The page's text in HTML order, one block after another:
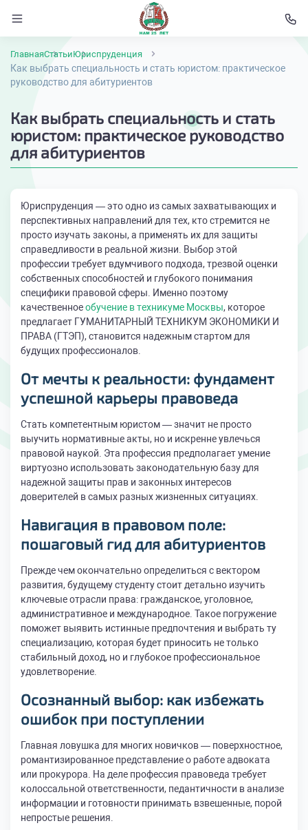
ГлавнаяСтатьиЮриспруденция
Как выбрать специальность и стать юристом: практическое
руководство для абитуриентов
Как выбрать специальность и стать
юристом: практическое руководство
для абитуриентов
Юриспруденция — это одно из самых захватывающих и
перспективных направлений для тех, кто стремится не
просто изучать законы, а применять их для защиты
справедливости в реальной жизни. Выбор этой
профессии требует вдумчивого подхода, трезвой оценки
собственных способностей и глубокого понимания
специфики правовой сферы. Именно поэтому
качественноеобучение в техникуме Москвы, которое
предлагает ГУМАНИТАРНЫЙ ТЕХНИКУМ ЭКОНОМИКИ И
ПРАВА (ГТЭП), становится надежным стартом для
будущих профессионалов.
От мечты к реальности: фундамент
успешной карьеры правоведа
Стать компетентным юристом — значит не просто
выучить нормативные акты, но и искренне увлечься
правовой наукой. Эта профессия предполагает умение
виртуозно использовать законодательную базу для
надежной защиты прав и законных интересов
доверителей в самых разных жизненных ситуациях.
Навигация в правовом поле:
пошаговый гид для абитуриентов
Прежде чем окончательно определиться с вектором
развития, будущему студенту стоит детально изучить
ключевые отрасли права: гражданское, уголовное,
административное и международное. Такое погружение
поможет выявить истинные предпочтения и выбрать ту
специализацию, которая будет приносить не только
стабильный доход, но и глубокое профессиональное
удовлетворение.
Осознанный выбор: как избежать
ошибок при поступлении
Главная ловушка для многих новичков — поверхностное,
романтизированное представление о работе адвоката
или прокурора. На деле профессия правоведа требует
колоссальной ответственности, педантичности в анализе
информации и готовности принимать взвешенные, порой
непростые решения.